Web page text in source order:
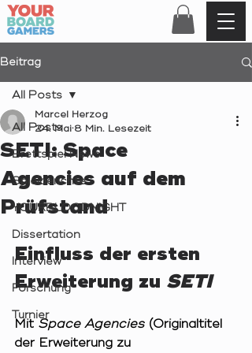
Beitrag
All Posts
Brettspiel News
Spielberichte
YOURBLOODNIGHT
Dissertation
Interview
Forschung
Turnier
All Posts
SETI: Space
Agencies auf dem
Prüfstand
Marcel Herzog
24. Mai 8 Min. Lesezeit
Einfluss der ersten
Erweiterung zu SETI
Mit Space Agencies (Originaltitel
der Erweiterung zu